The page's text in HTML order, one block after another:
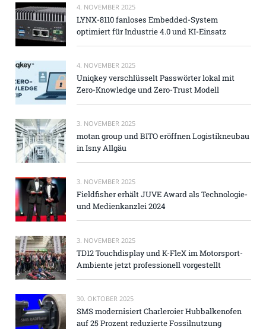
4. NOVEMBER 2025
LYNX-8110 fanloses Embedded-System
optimiert für Industrie 4.0 und KI-Einsatz
4. NOVEMBER 2025
Uniqkey verschlüsselt Passwörter lokal mit
Zero-Knowledge und Zero-Trust Modell
3. NOVEMBER 2025
motan group und BITO eröffnen Logistikneubau
in Isny Allgäu
3. NOVEMBER 2025
Fieldfisher erhält JUVE Award als Technologie-
und Medienkanzlei 2024
3. NOVEMBER 2025
TD12 Touchdisplay und K-FleX im Motorsport-
Ambiente jetzt professionell vorgestellt
30. OKTOBER 2025
SMS modernisiert Charleroier Hubbalkenofen
auf 25 Prozent reduzierte Fossilnutzung